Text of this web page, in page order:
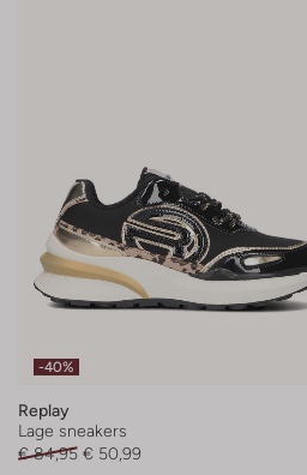
-40%
Replay
Lage sneakers
€ 84,95 € 50,99